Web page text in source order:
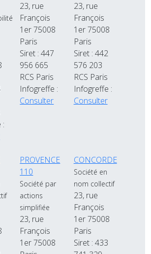
:
23, rue
François
1er 75008
Paris
Siret : 447
956 665
RCS Paris
Infogreffe :
Consulter
23, rue
François
1er 75008
Paris
Siret : 442
576 203
RCS Paris
Infogreffe :
Consulter
PROVENCE
110
Société par
actions
simplifiée
23, rue
François
1er 75008
CONCORDE
Société en
nom collectif
23, rue
François
1er 75008
Paris
Siret : 433